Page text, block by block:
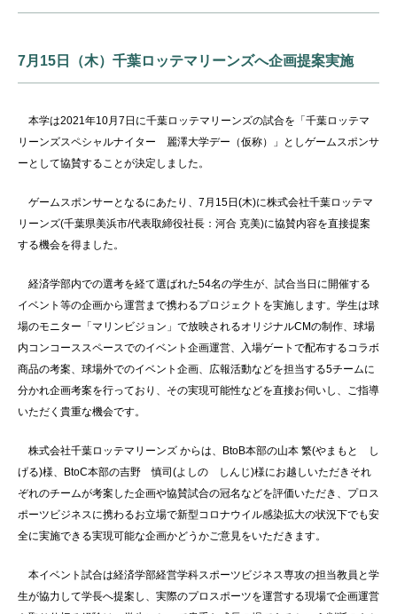
7月15日（木）千葉ロッテマリーンズへ企画提案実施
本学は2021年10月7日に千葉ロッテマリーンズの試合を「千葉ロッテマ
リーンズスペシャルナイター 麗澤大学デー（仮称）」としゲームスポンサ
ーとして協賛することが決定しました。
ゲームスポンサーとなるにあたり、7月15日(木)に株式会社千葉ロッテマ
リーンズ(千葉県美浜市/代表取締役社長：河合 克美)に協賛内容を直接提案
する機会を得ました。
経済学部内での選考を経て選ばれた54名の学生が、試合当日に開催する
イベント等の企画から運営まで携わるプロジェクトを実施します。学生は球
場のモニター「マリンビジョン」で放映されるオリジナルCMの制作、球場
内コンコーススペースでのイベント企画運営、入場ゲートで配布するコラボ
商品の考案、球場外でのイベント企画、広報活動などを担当する5チームに
分かれ企画考案を行っており、その実現可能性などを直接お伺いし、ご指導
いただく貴重な機会です。
株式会社千葉ロッテマリーンズ からは、 BtoB本部の山本 繁(やまもと し
げる)様、 BtoC本部の吉野 慎司 (よしの しんじ)様にお越しいただきそれ
ぞれのチームが考案した企画や協賛試合の冠名などを評価いただき、プロス
ポーツビジネスに携わるお立場で新型コロナウイル感染拡大の状況下でも安
全に実施できる実現可能な企画かどうかご意見をいただきます。
本イベント試合は経済学部経営学科スポーツビジネス専攻の担当教員と学
生が協力して学長へ提案し、実際のプロスポーツを運営する現場で企画運営